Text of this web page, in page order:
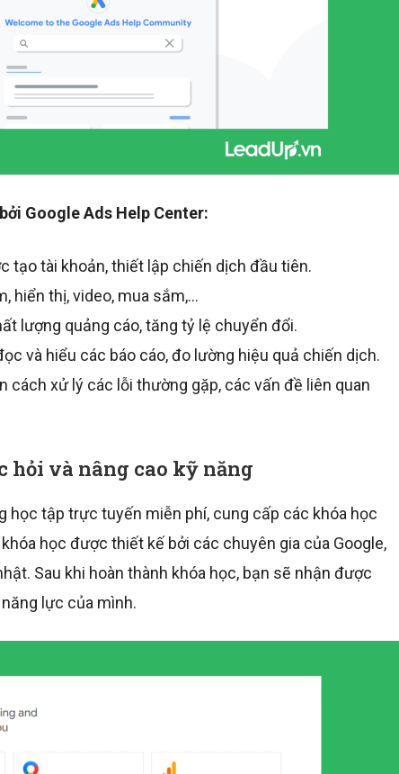
Google Ads Help Center:
tạo tài khoản, thiết lập chiến dịch đầu tiên.
hiển thị, video, mua sắm,…
lượng quảng cáo, tăng tỷ lệ chuyển đổi.
và hiểu các báo cáo, đo lường hiệu quả chiến dịch.
cách xử lý các lỗi thường gặp, các vấn đề liên quan
hỏi và nâng cao kỹ năng
học tập trực tuyến miễn phí, cung cấp các khóa học
học được thiết kế bởi các chuyên gia của Google,
Sau khi hoàn thành khóa học, bạn sẽ nhận được
lực của mình.